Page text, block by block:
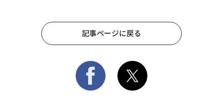
記事ページに戻る